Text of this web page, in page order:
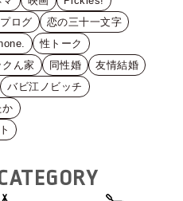
ログ
恋の三十一文字
性トーク
ん家 同性婚
友情結婚
バビ江ノビッチ
か